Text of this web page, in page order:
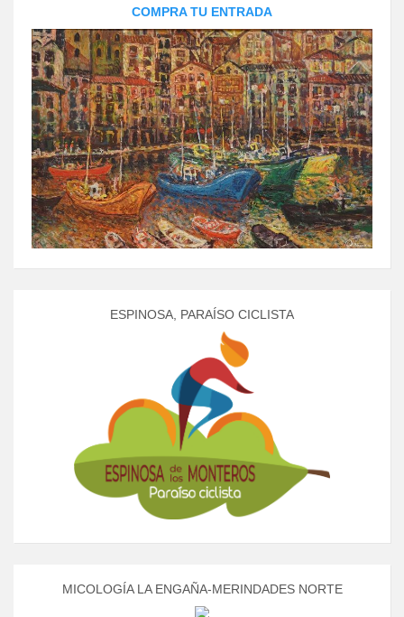
COMPRA TU ENTRADA
ESPINOSA, PARAÍSO CICLISTA
MICOLOGÍA LA ENGAÑA-MERINDADES NORTE